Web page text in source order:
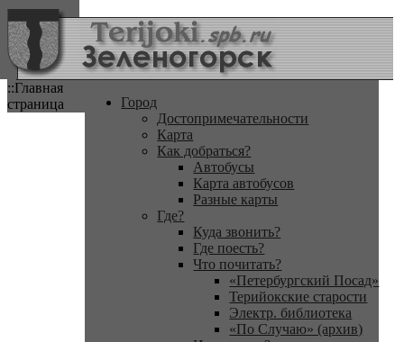
::Главная
страница
Город
Достопримечательности
Карта
Как добраться?
Автобусы
Карта автобусов
Разные карты
Где?
Куда звонить?
Где поесть?
Что почитать?
«Петербургский Посад»
Терийокские старости
Электр. библиотека
«По Случаю» (архив)